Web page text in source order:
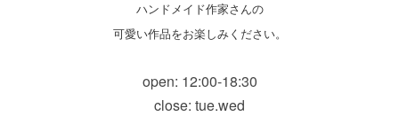
ハンドメイド作家さんの
可愛い作品をお楽しみください。
open: 12:00-18:30
close: tue.wed